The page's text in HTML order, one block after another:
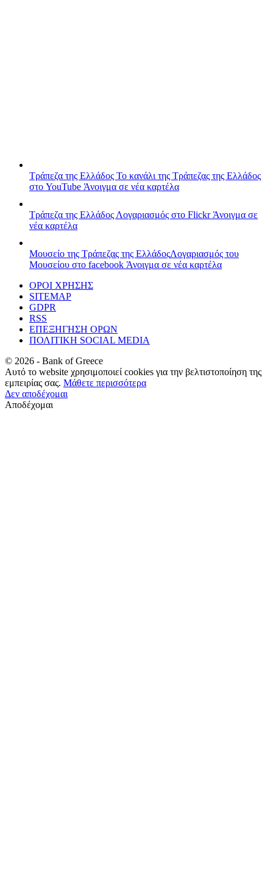
Τράπεζα της Ελλάδος Το κανάλι της Τράπεζας της Ελλάδος
στο YouTube Άνοιγμα σε νέα καρτέλα
Τράπεζα της Ελλάδος Λογαριασμός στο FlickrΆνοιγμα σε
νέα καρτέλα
Μουσείο της Τράπεζας της ΕλλάδοςΛογαριασμός του
Μουσείου στο facebook Άνοιγμα σε νέα καρτέλα
ΟΡΟΙ ΧΡΗΣΗΣ
SITEMAP
GDPR
RSS
ΕΠΕΞΗΓΗΣΗ ΟΡΩΝ
ΠΟΛΙΤΙΚΗ SOCIAL MEDIA
© 2026 - Bank of Greece
Αυτό το website χρησιμοποιεί cookies για την βελτιστοποίηση της
εμπειρίας σας. Μάθετε περισσότερα
Δεν αποδέχομαι
Αποδέχομαι